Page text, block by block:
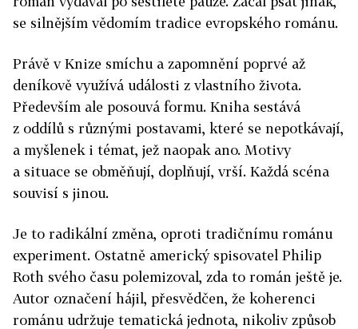
se silnějším vědomím tradice evropského románu.
Právě v Knize smíchu a zapomnění poprvé až
deníkově využívá události z vlastního života.
Především ale posouvá formu. Kniha sestává
z oddílů s různými postavami, které se nepotkávají,
a myšlenek i témat, jež naopak ano. Motivy
a situace se obměňují, doplňují, vrší. Každá scéna
souvisí s jinou.
Je to radikální změna, oproti tradičnímu románu
experiment. Ostatně americký spisovatel Philip
Roth svého času polemizoval, zda to román ještě je.
Autor označení hájil, přesvědčen, že koherenci
románu udržuje tematická jednota, nikoliv způsob